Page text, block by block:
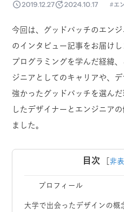
2019.12.27 2024.10.17 エ
今回は、グッドパッチのエン
のインタビュー記事をお届け
プログラミングを学んだ経緯
ジニアとしてのキャリアや、
強かったグッドパッチを選ん
したデザイナーとエンジニア
ました。
目次 非
プロフィール
大学で出会ったデザインの概